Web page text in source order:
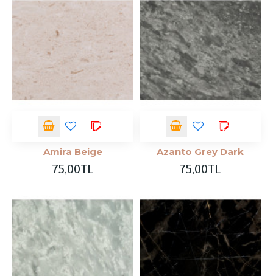
Amira Beige
75,00TL
Azanto Grey Dark
75,00TL